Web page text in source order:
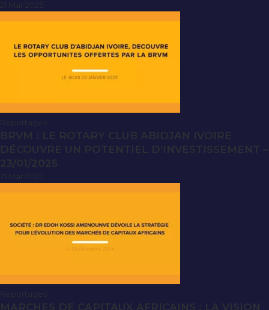
BRVM : LE ROTARY CLUB ABIDJAN IVOIRE
DÉCOUVRE UN POTENTIEL D’INVESTISSEMENT –
23/01/2025
MARCHES DE CAPITAUX AFRICAINS : LA VISION